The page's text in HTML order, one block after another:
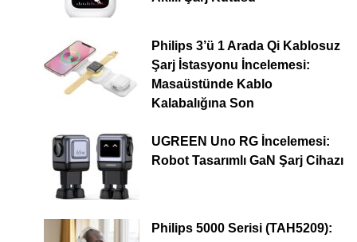
Philips 3’ü 1 Arada Qi Kablosuz
Şarj İstasyonu İncelemesi:
Masaüstünde Kablo
Kalabalığına Son
UGREEN Uno RG İncelemesi:
Robot Tasarımlı GaN Şarj Cihazı
Philips 5000 Serisi (TAH5209):